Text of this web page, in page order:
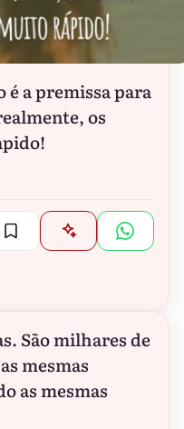
a premissa para
os
São milhares de
mesmas
as mesmas